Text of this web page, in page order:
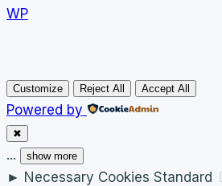
WP
Customize Reject All Accept All
Powered by
✖
... show more
► Necessary Cookies Standard